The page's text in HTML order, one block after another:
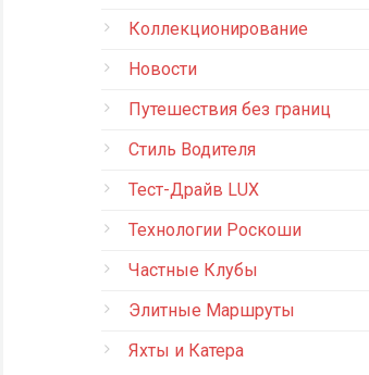
Коллекционирование
Новости
Путешествия без границ
Стиль Водителя
Тест-Драйв LUX
Технологии Роскоши
Частные Клубы
Элитные Маршруты
Яхты и Катера